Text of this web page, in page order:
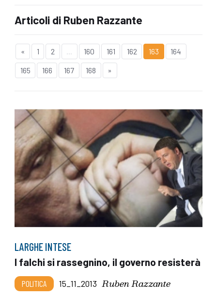
Articoli di Ruben Razzante
« 1 2 160 161 162 163 164
165 166 167 168 »
LARGHE INTESE
I falchi si rassegnino, il governo resisterà
POLITICA 15_11_2013 Ruben Razzante